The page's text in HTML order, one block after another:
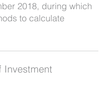
2018, during which
to calculate
Investment